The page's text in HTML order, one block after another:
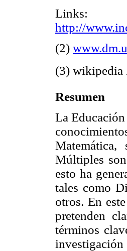
http://
(2)
(3) wikipedia
Resumen
La
Múltiples
esto ha
tales como
otros. En
pretenden
términos
investigación